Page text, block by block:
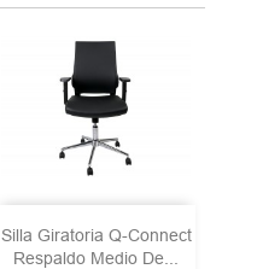
Silla Giratoria Q-Connect
Respaldo Medio De...